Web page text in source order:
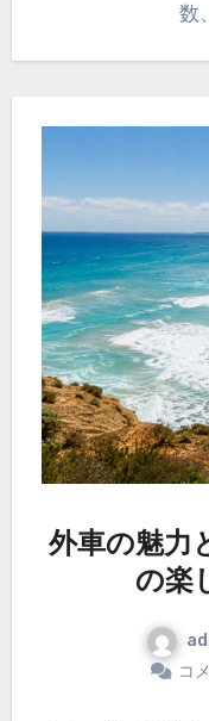
数
外車の魅力
の楽
コ